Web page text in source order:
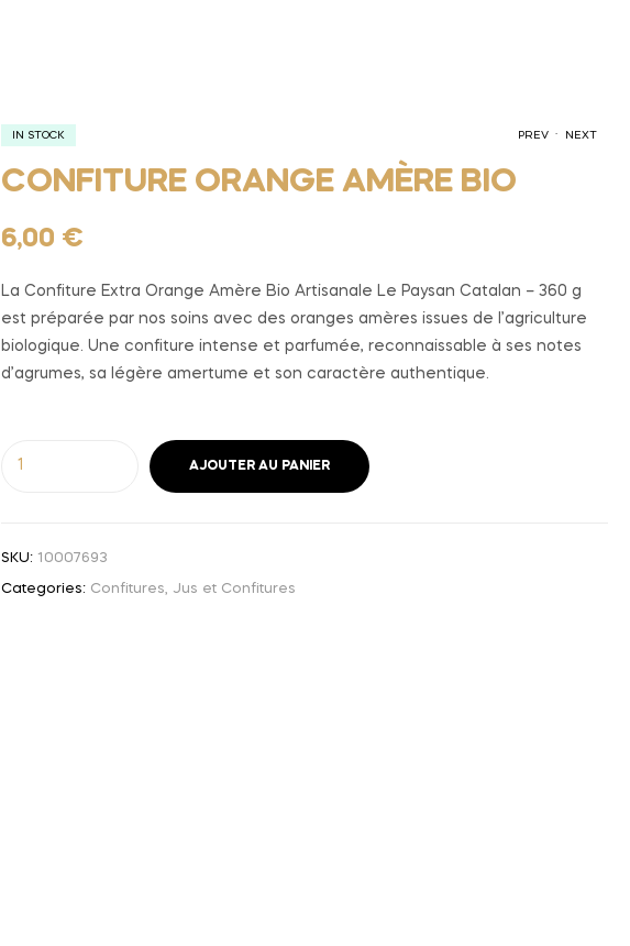
PREV NEXT
IN STOCK
CONFITURE ORANGE AMÈRE BIO
6,00 €
La Confiture Extra Orange Amère Bio Artisanale Le Paysan Catalan – 360 g
est préparée par nos soins avec des oranges amères issues de l’agriculture
biologique. Une confiture intense et parfumée, reconnaissable à ses notes
d’agrumes, sa légère amertume et son caractère authentique.
AJOUTER AU PANIER
SKU: 10007693
Categories: Confitures Jus et Confitures